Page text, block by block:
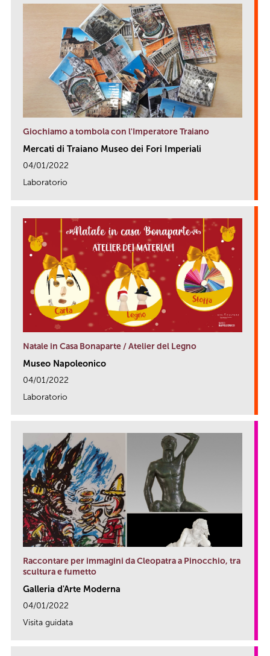
Giochiamo a tombola con l'Imperatore Traiano
Mercati di Traiano Museo dei Fori Imperiali
04/01/2022
Laboratorio
Natale in Casa Bonaparte / Atelier del Legno
Museo Napoleonico
04/01/2022
Laboratorio
Raccontare per immagini da Cleopatra a Pinocchio, tra
scultura e fumetto
Galleria d'Arte Moderna
04/01/2022
Visita guidata